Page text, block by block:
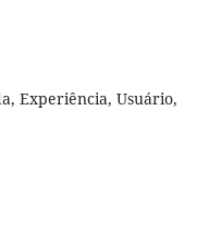
Experiência, Usuário,